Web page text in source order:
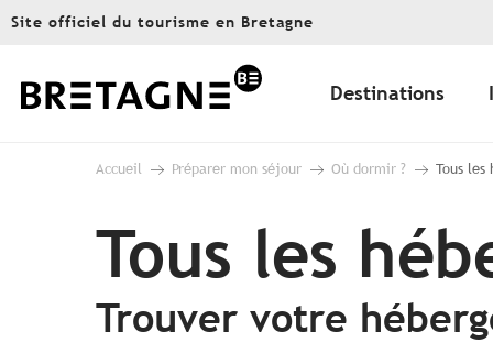
Aller
principal
Site officiel du tourisme en Bretagne
Destinations
Accueil Préparer mon séjour Où dormir ? Tous les
Tous les
Trouver votre